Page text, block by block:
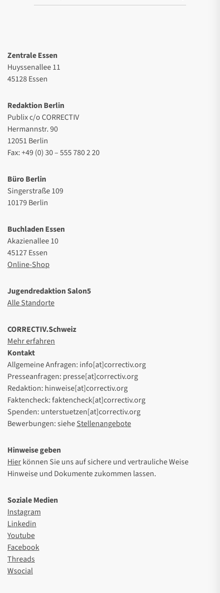
Zentrale Essen
Huyssenallee 11
45128 Essen
Redaktion Berlin
Publix c/o CORRECTIV
Hermannstr. 90
12051 Berlin
Fax: +49 (0) 30 – 555 780 2 20
Büro Berlin
Singerstraße 109
10179 Berlin
Buchladen Essen
Akazienallee 10
45127 Essen
Online-Shop
Jugendredaktion Salon5
Alle Standorte
CORRECTIV.Schweiz
Mehr erfahren
Kontakt
Allgemeine Anfragen: info[at]correctiv.org
Presseanfragen: presse[at]correctiv.org
Redaktion: hinweise[at]correctiv.org
Faktencheck: faktencheck[at]correctiv.org
Spenden: unterstuetzen[at]correctiv.org
Bewerbungen: sieheStellenangebote
Hinweise geben
Hierkönnen Sie uns auf sichere und vertrauliche Weise
Hinweise und Dokumente zukommen lassen.
Soziale Medien
Instagram
Linkedin
Youtube
Facebook
Threads
Wsocial